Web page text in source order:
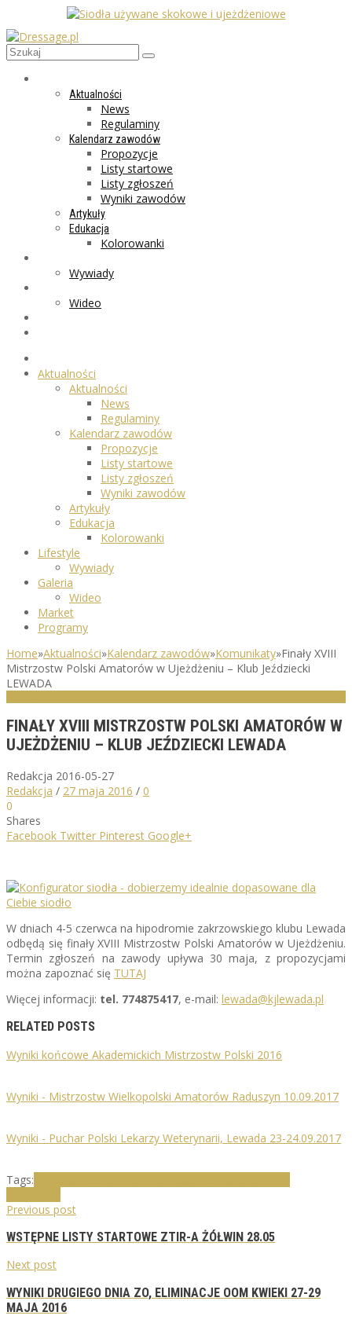
Aktualności
News
Regulaminy
Kalendarz zawodów
Propozycje
Listy startowe
Listy zgłoszeń
Wyniki zawodów
Artykuły
Edukacja
Kolorowanki
Wywiady
Wideo
Aktualności
Aktualności
News
Regulaminy
Kalendarz zawodów
Propozycje
Listy startowe
Listy zgłoszeń
Wyniki zawodów
Artykuły
Edukacja
Kolorowanki
Lifestyle
Wywiady
Galeria
Wideo
Market
Programy
Home»Aktualności»Kalendarz zawodów»Komunikaty»Finały XVIII
Mistrzostw Polski Amatorów w Ujeżdżeniu – Klub Jeździecki
LEWADA
FINAŁY XVIII MISTRZOSTW POLSKI AMATORÓW W
UJEŻDŻENIU – KLUB JEŹDZIECKI LEWADA
Redakcja 2016-05-27
Redakcja / 27 maja 2016 / 0
0
Shares
Facebook Twitter Pinterest Google+
W dniach 4-5 czerwca na hipodromie zakrzowskiego klubu Lewada
odbędą się finały XVIII Mistrzostw Polski Amatorów w Ujeżdżeniu.
Termin zgłoszeń na zawody upływa 30 maja, z propozycjami
można zapoznać się TUTAJ
Więcej informacji: tel. 774875417, e-mail: lewada@kjlewada.pl
RELATED POSTS
Wyniki końcowe Akademickich Mistrzostw Polski 2016
Wyniki - Mistrzostw Wielkopolski Amatorów Raduszyn 10.09.2017
Wyniki - Puchar Polski Lekarzy Weterynarii, Lewada 23-24.09.2017
Tags:
Previous post
WSTĘPNE LISTY STARTOWE ZTIR-A ŻÓŁWIN 28.05
Next post
WYNIKI DRUGIEGO DNIA ZO, ELIMINACJE OOM KWIEKI 27-29
MAJA 2016